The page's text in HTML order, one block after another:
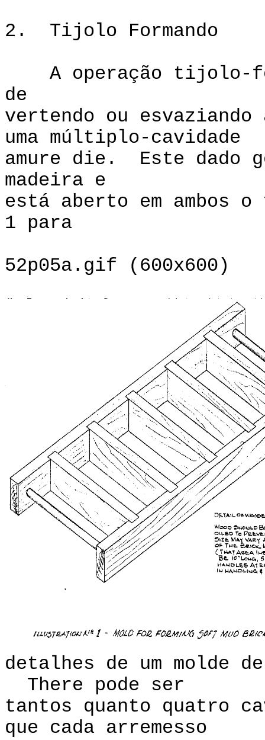
2. Tijolo Formando
A operação tijolo-
de
vertendo ou
uma múltiplo-cavidade
amure die. Este dado
madeira e
está aberto em ambos
1 para
52p05a.gif (600x600)
detalhes de um molde
There pode ser
tantos quanto quatro
que cada arremesso